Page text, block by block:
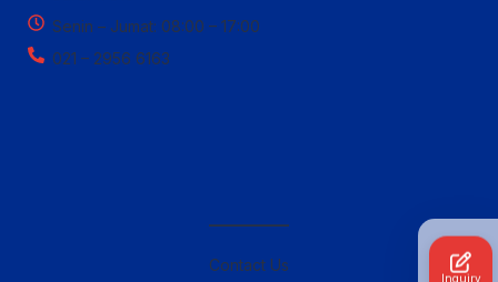
Senin – Jumat: 08:00 – 17:00
021 – 2956 6163
————–
Contact Us
Inquiry